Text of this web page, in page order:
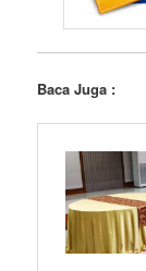
Baca Juga :